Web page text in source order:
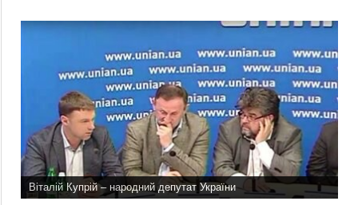
Віталій Купрій – народний депутат України